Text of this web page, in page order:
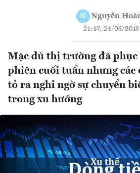
N Nguyễn
21:47, 24/06/2018
Mặc dù thị trường đã
phiên cuối tuần nhưng các
tỏ ra nghi ngờ sự chuyển
trong xu hướng